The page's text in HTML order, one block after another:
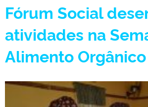
Fórum Social
atividades na
Alimento Orgânico